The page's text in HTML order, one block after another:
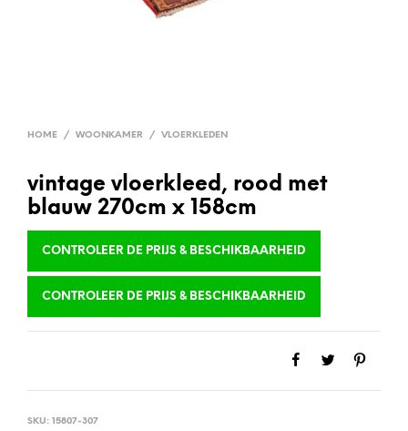
HOME / WOONKAMER / VLOERKLEDEN
vintage vloerkleed, rood met
blauw 270cm x 158cm
CONTROLEER DE PRIJS & BESCHIKBAARHEID
CONTROLEER DE PRIJS & BESCHIKBAARHEID
SKU: 15807-307